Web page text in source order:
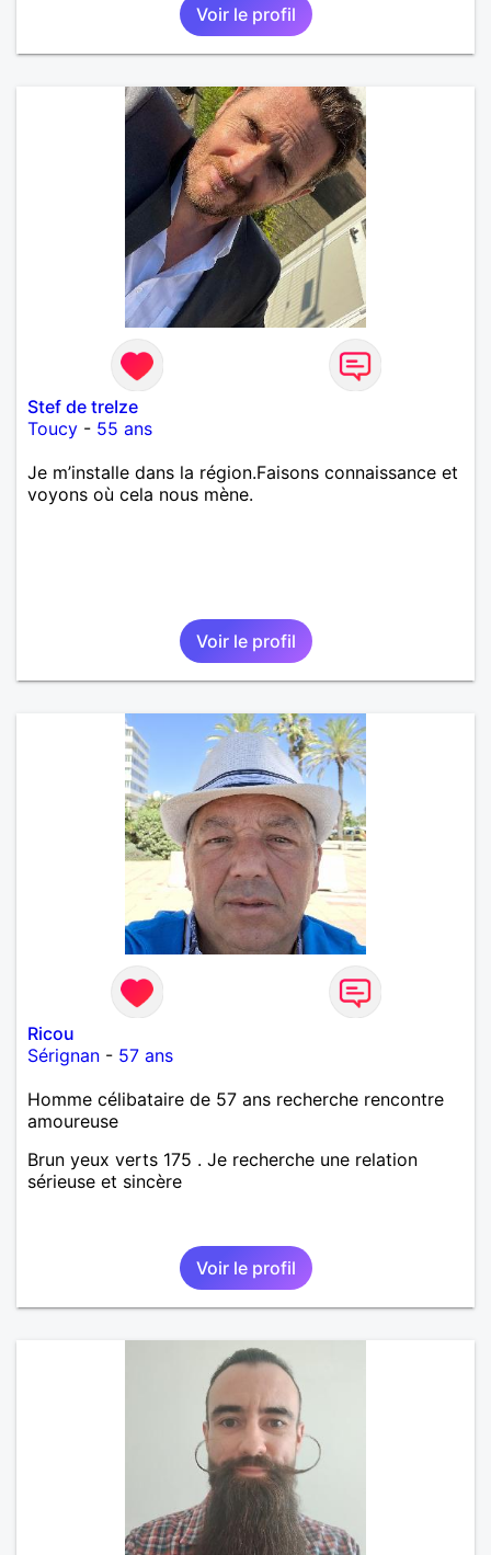
Voir le profil
Stef de treIze
Toucy - 55 ans
Je m’installe dans la région.Faisons connaissance et
voyons où cela nous mène.
Voir le profil
Ricou
Sérignan - 57 ans
Homme célibataire de 57 ans recherche rencontre
amoureuse
Brun yeux verts 175 . Je recherche une relation
sérieuse et sincère
Voir le profil